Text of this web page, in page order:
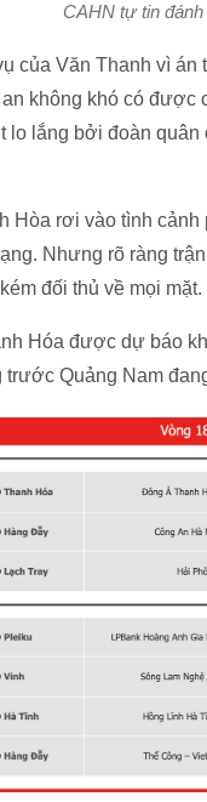
CAHN tự tin
của Văn Thanh vì
không khó có được
lắng bởi đoàn
Hòa rơi vào tình
Nhưng rõ ràng
đối thủ về mọi mặt.
Hóa được dự báo
Quảng Nam